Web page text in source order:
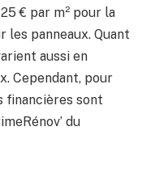
€ par m² pour la
les panneaux. Quant
aussi en
Cependant, pour
financières sont
du